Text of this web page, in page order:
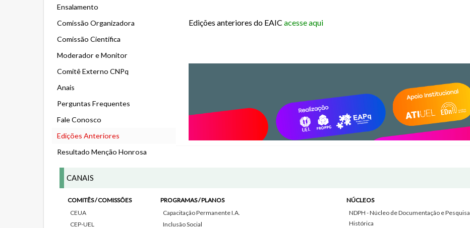
Ensalamento
Comissão Organizadora
Comissão Científica
Moderador e Monitor
Comitê Externo CNPq
Anais
Perguntas Frequentes
Fale Conosco
Edições Anteriores
Resultado Menção Honrosa
Edições anteriores do EAICacesse aqui
CANAIS
COMITÊS / COMISSÕES
CEUA
CEP-UEL
PROGRAMAS / PLANOS
Capacitação Permanente I.A.
Inclusão Social
NÚCLEOS
NDPH - Núcleo de Documentação e Pesquisa
Histórica